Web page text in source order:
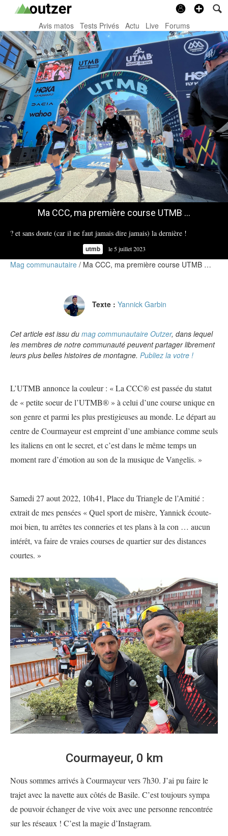
Avis matos Tests Privés Actu Live Forums
Ma CCC, ma première course UTMB …
? et sans doute (car il ne faut jamais dire jamais) la dernière !
utmb le 5 juillet 2023
Mag communautaire Ma CCC, ma première course UTMB …
Texte : Yannick Garbin
Cet article est issu du mag communautaire Outzer, dans lequel
les membres de notre communauté peuvent partager librement
leurs plus belles histoires de montagne. Publiez la votre !
L’UTMB annonce la couleur : « La CCC® est passée du statut
de « petite soeur de l’UTMB® » à celui d’une course unique en
son genre et parmi les plus prestigieuses au monde. Le départ au
centre de Courmayeur est empreint d’une ambiance comme seuls
les italiens en ont le secret, et c’est dans le même temps un
moment rare d’émotion au son de la musique de Vangelis. »
Samedi 27 aout 2022, 10h41, Place du Triangle de l’Amitié :
extrait de mes pensées « Quel sport de misère, Yannick écoute-
moi bien, tu arrêtes tes conneries et tes plans à la con … aucun
intérêt, va faire de vraies courses de quartier sur des distances
courtes. »
Courmayeur, 0 km
Nous sommes arrivés à Courmayeur vers 7h30. J’ai pu faire le
trajet avec la navette aux côtés de Basile. C’est toujours sympa
de pouvoir échanger de vive voix avec une personne rencontrée
sur les réseaux ! C’est la magie d’Instagram.